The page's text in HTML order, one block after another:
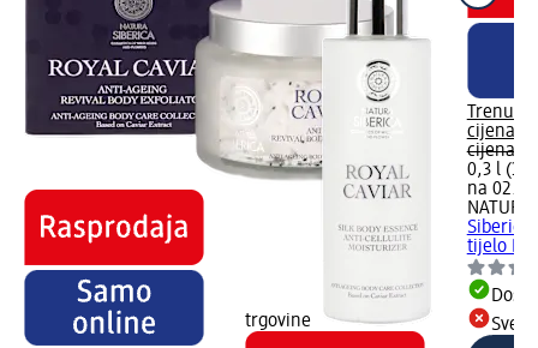
trgovine
cijena:
cijena:
0,3 l
na
NATURA
Siberica
tijelo
Sve